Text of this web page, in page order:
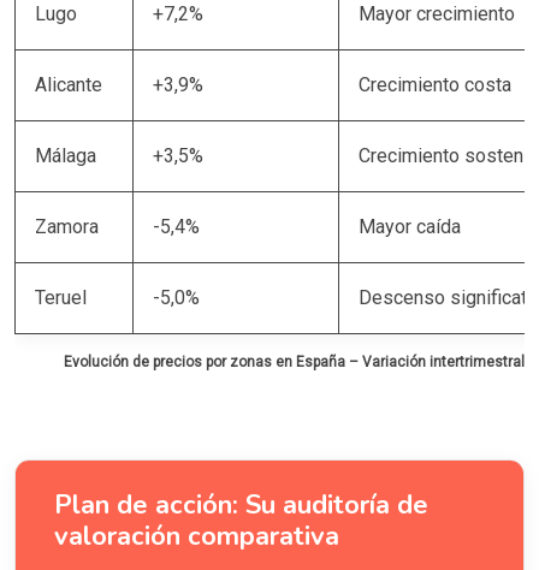
Evolución de precios por zonas en España – Variación intertrimestral
Lugo +7,2% Mayor crecimiento
Alicante +3,9% Crecimiento costa
Málaga +3,5% Crecimiento
Zamora -5,4% Mayor caída
Teruel -5,0% Descenso
Plan de acción: Su auditoría de
valoración comparativa